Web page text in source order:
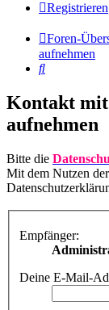
Registrieren
Foren-
aufnehmen
Suche
Kontakt
aufnehmen
Bitte die
Mit dem Nutzen
Empfänger:
Deine E-Mail-